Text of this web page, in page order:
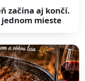
začína aj končí.
mieste